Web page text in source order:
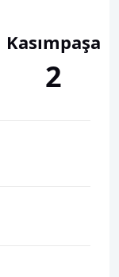
Kasımpaşa
2